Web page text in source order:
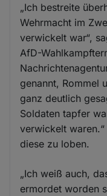
„Ich bestreite
Wehrmacht im
verwickelt war“,
AfD-
genannt, Rommel
ganz deutlich
Soldaten tapfer
verwickelt
diese zu loben.
„Ich weiß auch,
ermordet worden